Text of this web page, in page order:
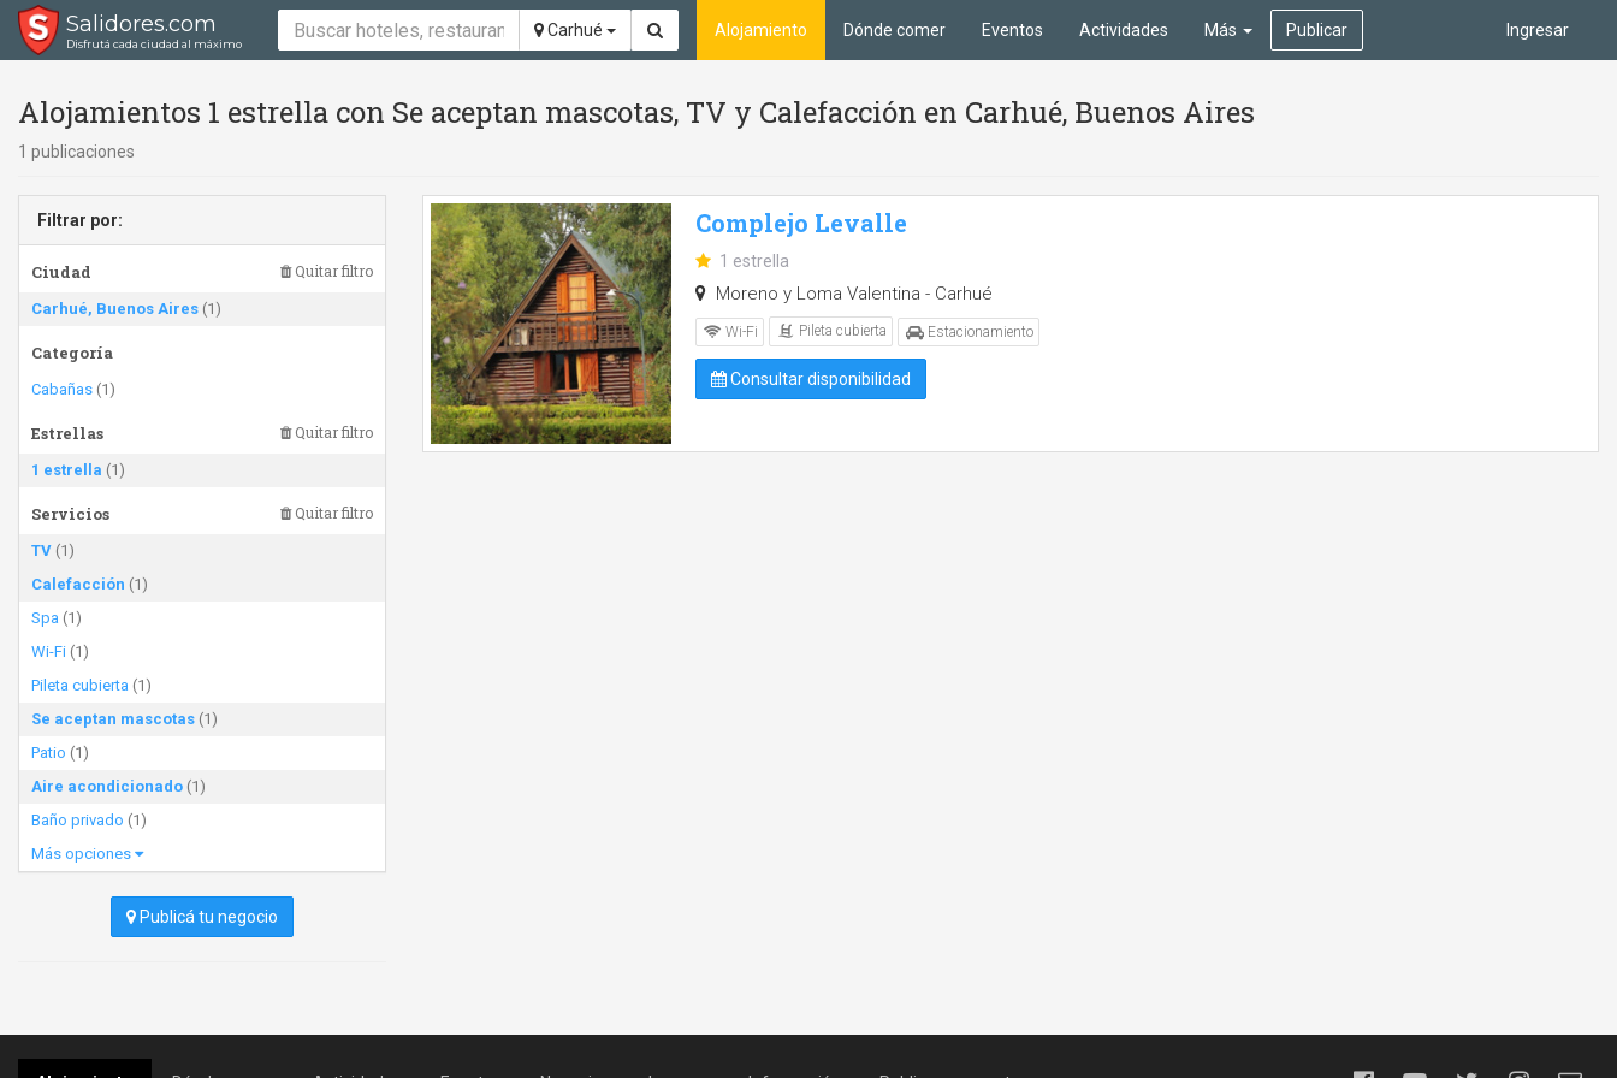
Salidores.com
Disfrutá cada ciudad al máximo
Carhué Ingresar
Alojamiento Dónde comer Eventos Actividades Más Publicar
Alojamientos 1 estrella con Se aceptan mascotas, TV y Calefacción en Carhué, Buenos Aires
1 publicaciones
Filtrar por:
Ciudad Quitar filtro
Carhué, Buenos Aires (1)
Categoría
Cabañas (1)
Estrellas Quitar filtro
1 estrella (1)
Servicios Quitar filtro
TV (1)
Calefacción (1)
Spa (1)
Wi-Fi (1)
Pileta cubierta (1)
Se aceptan mascotas (1)
Patio (1)
Aire acondicionado (1)
Baño privado (1)
Más opciones
Publicá tu negocio
Complejo Levalle
1 estrella
Moreno y Loma Valentina - Carhué
Wi-Fi Pileta cubierta Estacionamiento
Consultar disponibilidad